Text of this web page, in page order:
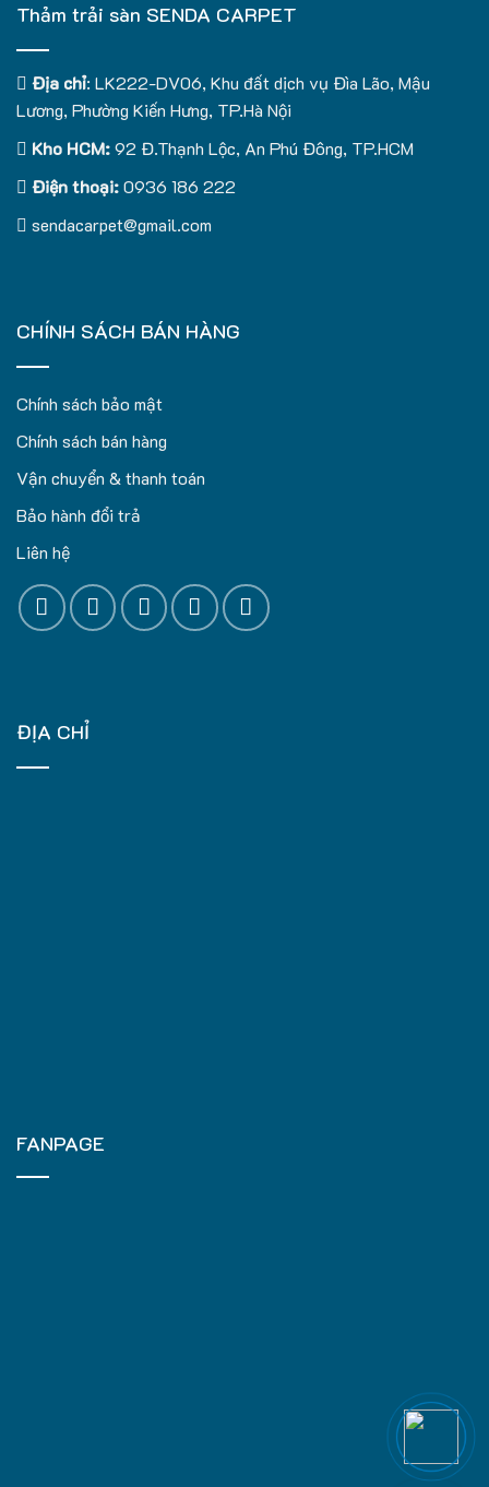
Thảm trải sàn SENDA CARPET
Địa chỉ: LK222-DV06, Khu đất dịch vụ Đìa Lão, Mậu
Lương, Phường Kiến Hưng, TP.Hà Nội
Kho HCM:92 Đ.Thạnh Lộc, An Phú Đông, TP.HCM
Điện thoại:0936 186 222
sendacarpet@gmail.com
CHÍNH SÁCH BÁN HÀNG
Chính sách bảo mật
Chính sách bán hàng
Vận chuyển & thanh toán
Bảo hành đổi trả
Liên hệ
ĐỊA CHỈ
FANPAGE